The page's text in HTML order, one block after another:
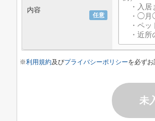
任意
内容
※利用規約及びプライバシーポリシーを必ず
未